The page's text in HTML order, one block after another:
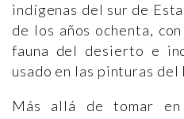
indígenas del sur de
de los años ochenta,
fauna del desierto e
usado en las pinturas del
Más allá de tomar en